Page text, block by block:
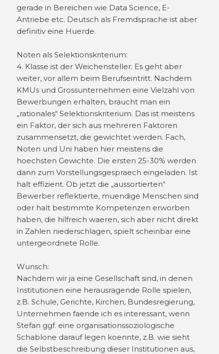
gerade in Bereichen wie Data Science, E-
Antriebe etc. Deutsch als Fremdsprache ist aber
definitiv eine Huerde.
Noten als Selektionskriterium:
4. Klasse ist der Weichensteller. Es geht aber
weiter, vor allem beim Berufseintritt. Nachdem
KMUs und Grossunternehmen eine Vielzahl von
Bewerbungen erhalten, braucht man ein
„rationales“ Selektionskriterium. Das ist meistens
ein Faktor, der sich aus mehreren Faktoren
zusammensetzt, die gewichtet werden. Fach,
Noten und Uni haben hier meistens die
hoechsten Gewichte. Die ersten 25-30% werden
dann zum Vorstellungsgespraech eingeladen. Ist
halt effizient. Ob jetzt die „aussortierten“
Bewerber reflektierte, muendige Menschen sind
oder halt bestimmte Kompetenzen erworben
haben, die hilfreich waeren, sich aber nicht direkt
in Zahlen niederschlagen, spielt scheinbar eine
untergeordnete Rolle.
Wunsch:
Nachdem wir ja eine Gesellschaft sind, in denen
Institutionen eine herausragende Rolle spielen,
z.B. Schule, Gerichte, Kirchen, Bundesregierung,
Unternehmen faende ich es interessant, wenn
Stefan ggf. eine organisationssoziologische
Schablone darauf legen koennte, z.B. wie sieht
die Selbstbeschreibung dieser Institutionen aus,